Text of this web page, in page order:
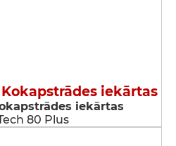
iekārtas
iekārtas
80 Plus